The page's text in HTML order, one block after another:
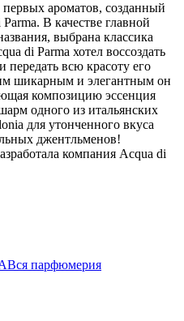
ароматов, созданный
В качестве главной
выбрана классика
di Parma хотел воссоздать
передать всю красоту его
шикарным и элегантным он
композицию эссенция
одного из итальянских
для утонченного вкуса
джентльменов!
компания Acqua di
Вся парфюмерия